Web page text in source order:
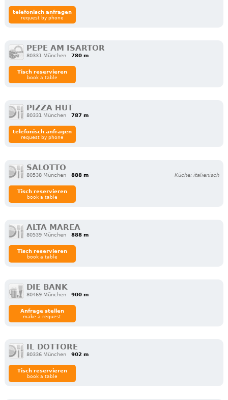
telefonisch anfragen
request by phone
PEPE AM ISARTOR
80331 München 780 m
Tisch reservieren
book a table
PIZZA HUT
80331 München 787 m
telefonisch anfragen
request by phone
SALOTTO
80538 München 888 m Küche: italienisch
Tisch reservieren
book a table
ALTA MAREA
80539 München 888 m
Tisch reservieren
book a table
DIE BANK
80469 München 900 m
Anfrage stellen
make a request
IL DOTTORE
80336 München 902 m
Tisch reservieren
book a table